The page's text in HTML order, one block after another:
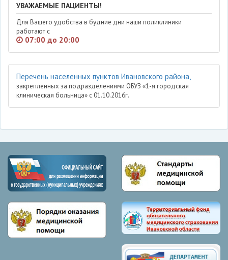
УВАЖАЕМЫЕ ПАЦИЕНТЫ!
Для Вашего удобства в будние дни наши поликлиники
работают с
07:00 до 20:00
Перечень населенных пунктов Ивановского района,
закрепленных за подразделениями ОБУЗ «1-я городская
клиническая больница» с 01.10.2016г.